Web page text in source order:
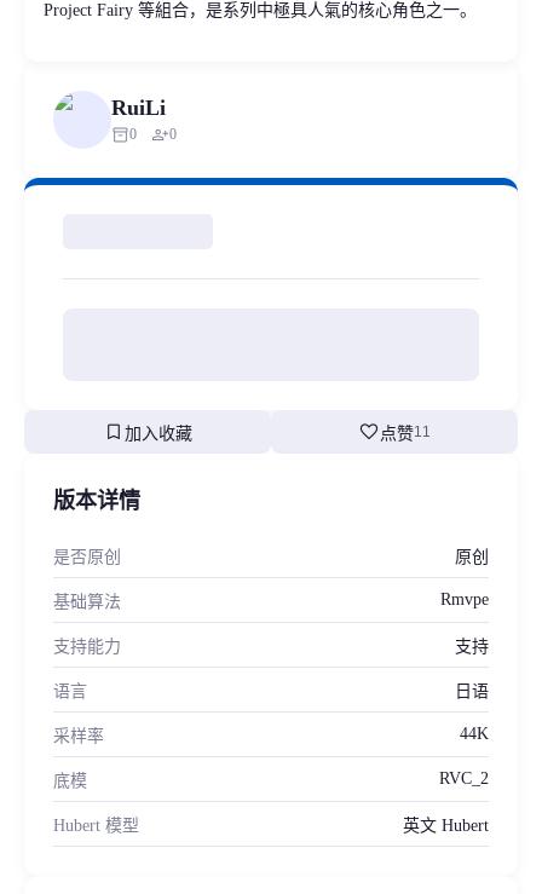
Project Fairy 等組合，是系列中極具人氣的核心角色之一。
RuiLi
inventory_20 person_add0
bookmark 加入收藏 favorite 点赞11
版本详情
是否原创 原创
基础算法 Rmvpe
支持能力 支持
语言 日语
采样率 44K
底模 RVC_2
Hubert 模型 英文 Hubert